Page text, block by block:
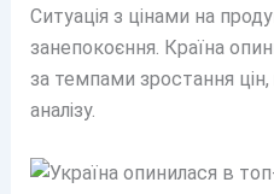
Ситуація з цінами на
занепокоєння. Країна
за темпами зростання
аналізу.